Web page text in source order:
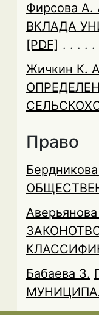
Фирсова А.
ВКЛАДА
[PDF]
Жичкин К.
Право
Бабаева З.